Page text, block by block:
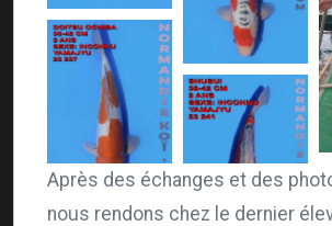
Après des échanges et des
nous rendons chez le dernier